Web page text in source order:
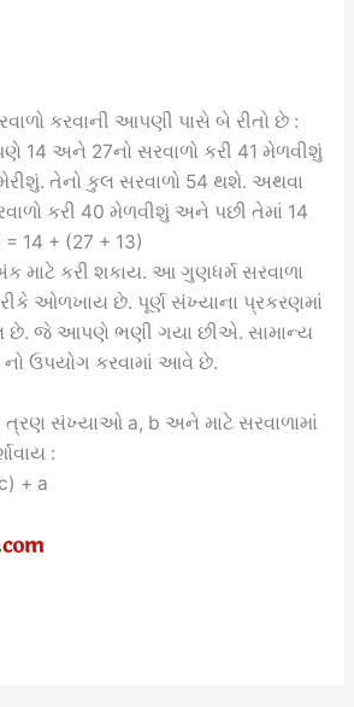
કરવાની આપણી પાસે બે રીતો છે :
14 અને 27નો સરવાળો કરી 41 મેળવીશું
તેનો કુલ સરવાળો 54 થશે. અથવા
કરી 40 મેળવીશું અને પછી તેમાં 14
14 + (27 + 13)
કરી શકાય. આ ગુણધર્મ સરવાળા
ઓળખાય છે. પૂર્ણ સંખ્યાના પ્રકરણમાં
છે. જે આપણે ભણી ગયા છીએ. સામાન્ય
ઉપયોગ કરવામાં આવે છે.
ત્રણ સંખ્યાઓ a, b અને માટે સરવાળામાં
:
+ a